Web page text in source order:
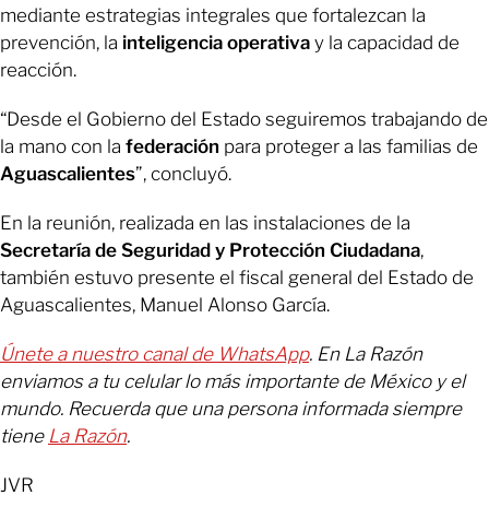
mediante estrategias integrales que fortalezcan la
prevención, la inteligencia operativa y la capacidad de
reacción.
“Desde el Gobierno del Estado seguiremos trabajando de
la mano con la federación para proteger a las familias de
Aguascalientes”, concluyó.
En la reunión, realizada en las instalaciones de la
Secretaría de Seguridad y Protección Ciudadana,
también estuvo presente el fiscal general del Estado de
Aguascalientes, Manuel Alonso García.
Únete a nuestro canal de WhatsApp. En La Razón
enviamos a tu celular lo más importante de México y el
mundo. Recuerda que una persona informada siempre
tiene La Razón.
JVR